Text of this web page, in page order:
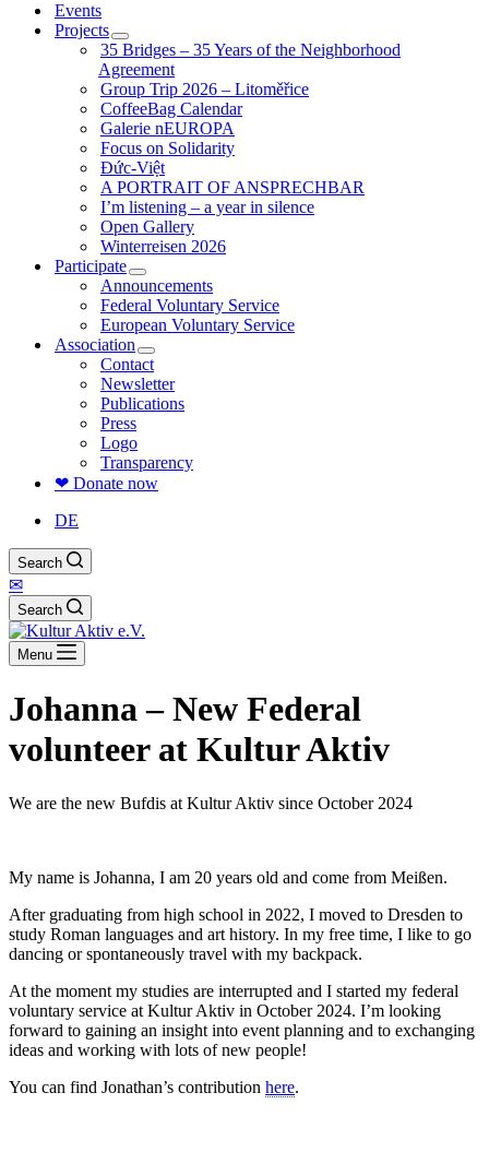
Events
Projects
35 Bridges – 35 Years of the Neighborhood
Agreement
Group Trip 2026 – Litoměřice
CoffeeBag Calendar
Galerie nEUROPA
Focus on Solidarity
Đức-Việt
A PORTRAIT OF ANSPRECHBAR
I’m listening – a year in silence
Open Gallery
Winterreisen 2026
Participate
Announcements
Federal Voluntary Service
European Voluntary Service
Association
Contact
Newsletter
Publications
Press
Logo
Transparency
❤ Donate now
DE
Search
✉
Search
Menu
Johanna – New Federal
volunteer at Kultur Aktiv
We are the new Bufdis at Kultur Aktiv since October 2024
My name is Johanna, I am 20 years old and come from Meißen.
After graduating from high school in 2022, I moved to Dresden to
study Roman languages and art history. In my free time, I like to go
dancing or spontaneously travel with my backpack.
At the moment my studies are interrupted and I started my federal
voluntary service at Kultur Aktiv in October 2024. I’m looking
forward to gaining an insight into event planning and to exchanging
ideas and working with lots of new people!
You can find Jonathan’s contribution here.